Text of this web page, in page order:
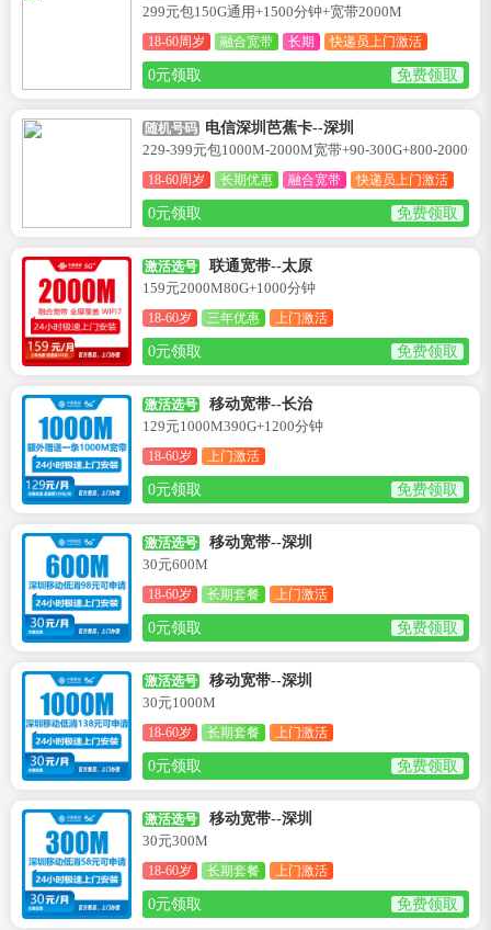
299元包150G通用+1500分钟+宽带2000M
18-60周岁 融合宽带 长期 快递员上门激活
0元领取 免费领取
随机号码 电信深圳芭蕉卡--深圳
229-399元包1000M-2000M宽带+90-300G+800-2000分
18-60周岁 长期优惠 融合宽带 快递员上门激活
0元领取 免费领取
激活选号
联通宽带--太原
159元2000M80G+1000分钟
18-60岁 三年优惠 上门激活
0元领取 免费领取
激活选号
移动宽带--长治
129元1000M390G+1200分钟
18-60岁 上门激活
0元领取 免费领取
激活选号
移动宽带--深圳
30元600M
18-60岁 长期套餐 上门激活
0元领取 免费领取
激活选号
移动宽带--深圳
30元1000M
18-60岁 长期套餐 上门激活
0元领取 免费领取
激活选号
移动宽带--深圳
30元300M
18-60岁 长期套餐 上门激活
0元领取 免费领取